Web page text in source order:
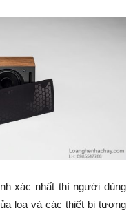
xác nhất thì người dùng
loa và các thiết bị tương